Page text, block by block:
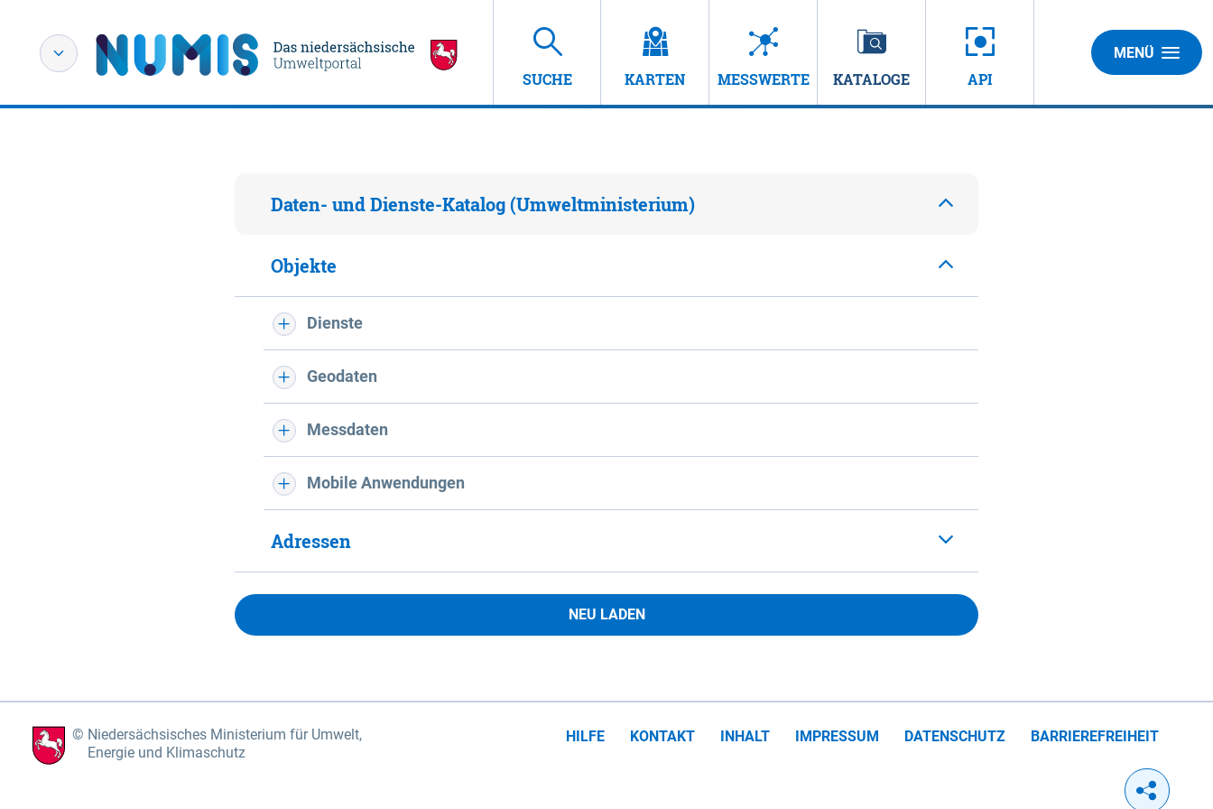
SUCHE KARTEN MESSWERTE KATALOGE API
MENÜ
Daten- und Dienste-Katalog (Umweltministerium)
Objekte
Dienste
Geodaten
Messdaten
Mobile Anwendungen
Adressen
NEU LADEN
Niedersächsisches Ministerium für Umwelt,
Energie und Klimaschutz
HILFE KONTAKT INHALT IMPRESSUM DATENSCHUTZ BARRIEREFREIHEIT